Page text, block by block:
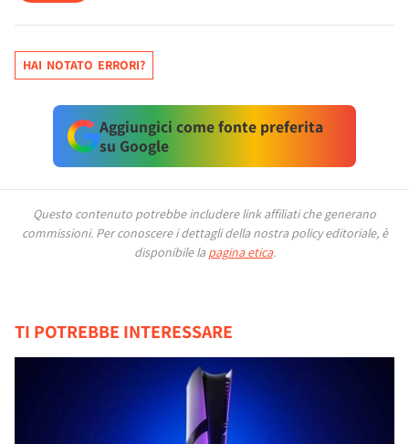
HAI NOTATO ERRORI?
Aggiungici come fonte preferita
su Google
Questo contenuto potrebbe includere link affiliati che generano
commissioni. Per conoscere i dettagli della nostra policy editoriale, è
disponibile la pagina etica.
TI POTREBBE INTERESSARE